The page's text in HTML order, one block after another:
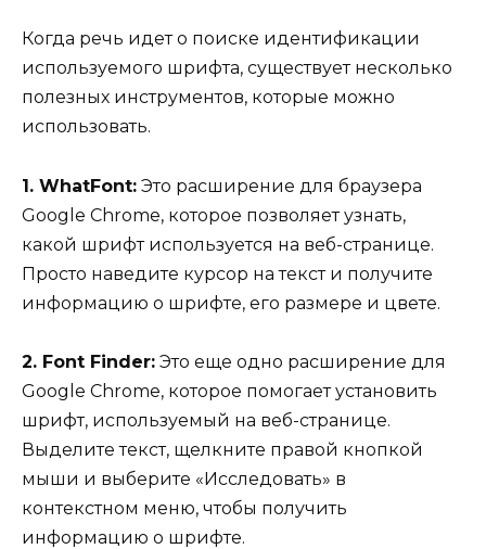
Когда речь идет о поиске идентификации
используемого шрифта, существует несколько
полезных инструментов, которые можно
использовать.
1. WhatFont: Это расширение для браузера
Google Chrome, которое позволяет узнать,
какой шрифт используется на веб-странице.
Просто наведите курсор на текст и получите
информацию о шрифте, его размере и цвете.
2. Font Finder: Это еще одно расширение для
Google Chrome, которое помогает установить
шрифт, используемый на веб-странице.
Выделите текст, щелкните правой кнопкой
мыши и выберите «Исследовать» в
контекстном меню, чтобы получить
информацию о шрифте.